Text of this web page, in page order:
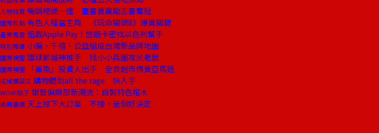
人物特寫 暢銷榜頭一遭 童書賣贏勵志書奪冠
國際焦點 有色人種當主角 《玩命關頭8》爆賣關鍵
產業風雲 追趕Apple Pay！悠遊卡密找以色列幫手
特別報導 小編、千禧、公益組成台灣新品牌地圖
國際視窗 環球影城神推手 找小小兵圍攻米老鼠
國際視窗 「鯊魚」投資人出手 全食超市傳賣亞馬遜
戒掉爛英文 購物聽到all the rage 快入手
WOW!點子 銀髮俱樂部新潮流：自製特色棺木
商周書摘 天上掉下大訂單 不接，是個好決定